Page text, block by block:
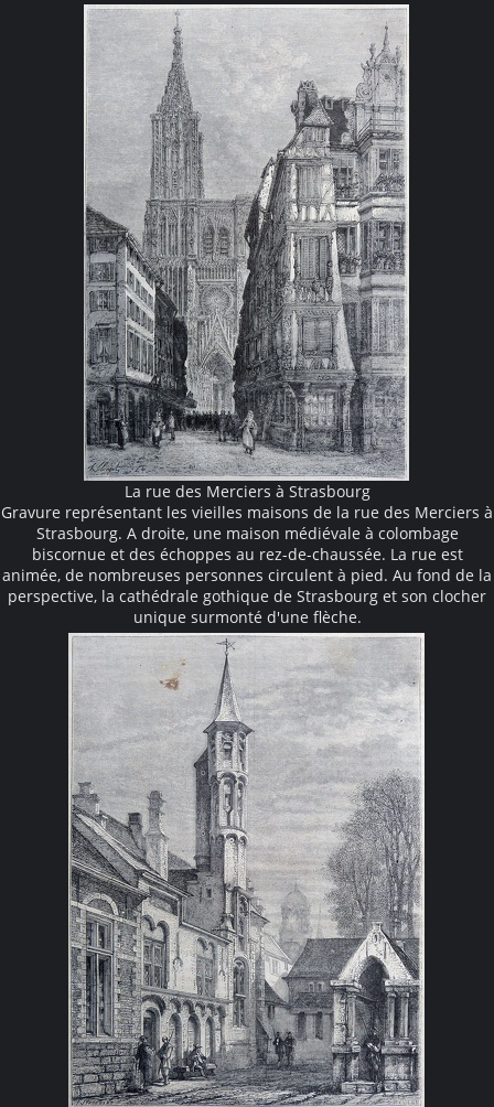
La rue des Merciers à Strasbourg
Gravure représentant les vieilles maisons de la rue des Merciers à
Strasbourg. A droite, une maison médiévale à colombage
biscornue et des échoppes au rez-de-chaussée. La rue est
animée, de nombreuses personnes circulent à pied. Au fond de la
perspective, la cathédrale gothique de Strasbourg et son clocher
unique surmonté d'une flèche.